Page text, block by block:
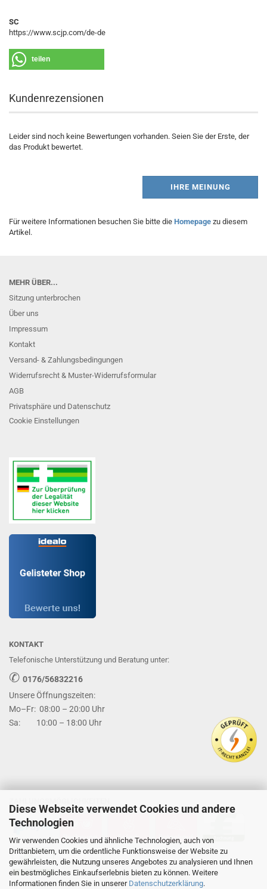
Diese Webseite verwendet Cookies und andere
Technologien
Wir verwenden Cookies und ähnliche Technologien, auch von
Drittanbietern, um die ordentliche Funktionsweise der Website zu
gewährleisten, die Nutzung unseres Angebotes zu analysieren und Ihnen
ein bestmögliches Einkaufserlebnis bieten zu können. Weitere
Informationen finden Sie in unserer Datenschutzerklärung.
SC
https://www.scjp.com/de-de
teilen
Kundenrezensionen
Leider sind noch keine Bewertungen vorhanden. Seien Sie der Erste, der
das Produkt bewertet.
IHRE MEINUNG
Für weitere Informationen besuchen Sie bitte die Homepage zu diesem
Artikel.
MEHR ÜBER...
Sitzung unterbrochen
Über uns
Impressum
Kontakt
Versand- & Zahlungsbedingungen
Widerrufsrecht & Muster-Widerrufsformular
AGB
Privatsphäre und Datenschutz
Cookie Einstellungen
KONTAKT
Telefonische Unterstützung und Beratung unter:
✆ 0176/56832216
Unsere Öffnungszeiten:
Mo–Fr: 08:00 – 20:00 Uhr
Sa: 10:00 – 18:00 Uhr